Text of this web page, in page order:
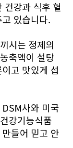
건강과 식후 혈
있습니다.
시는 정제의
축액이 설탕
고 맛있게 섭
사와 미국
강기능식품
들어 믿고 안